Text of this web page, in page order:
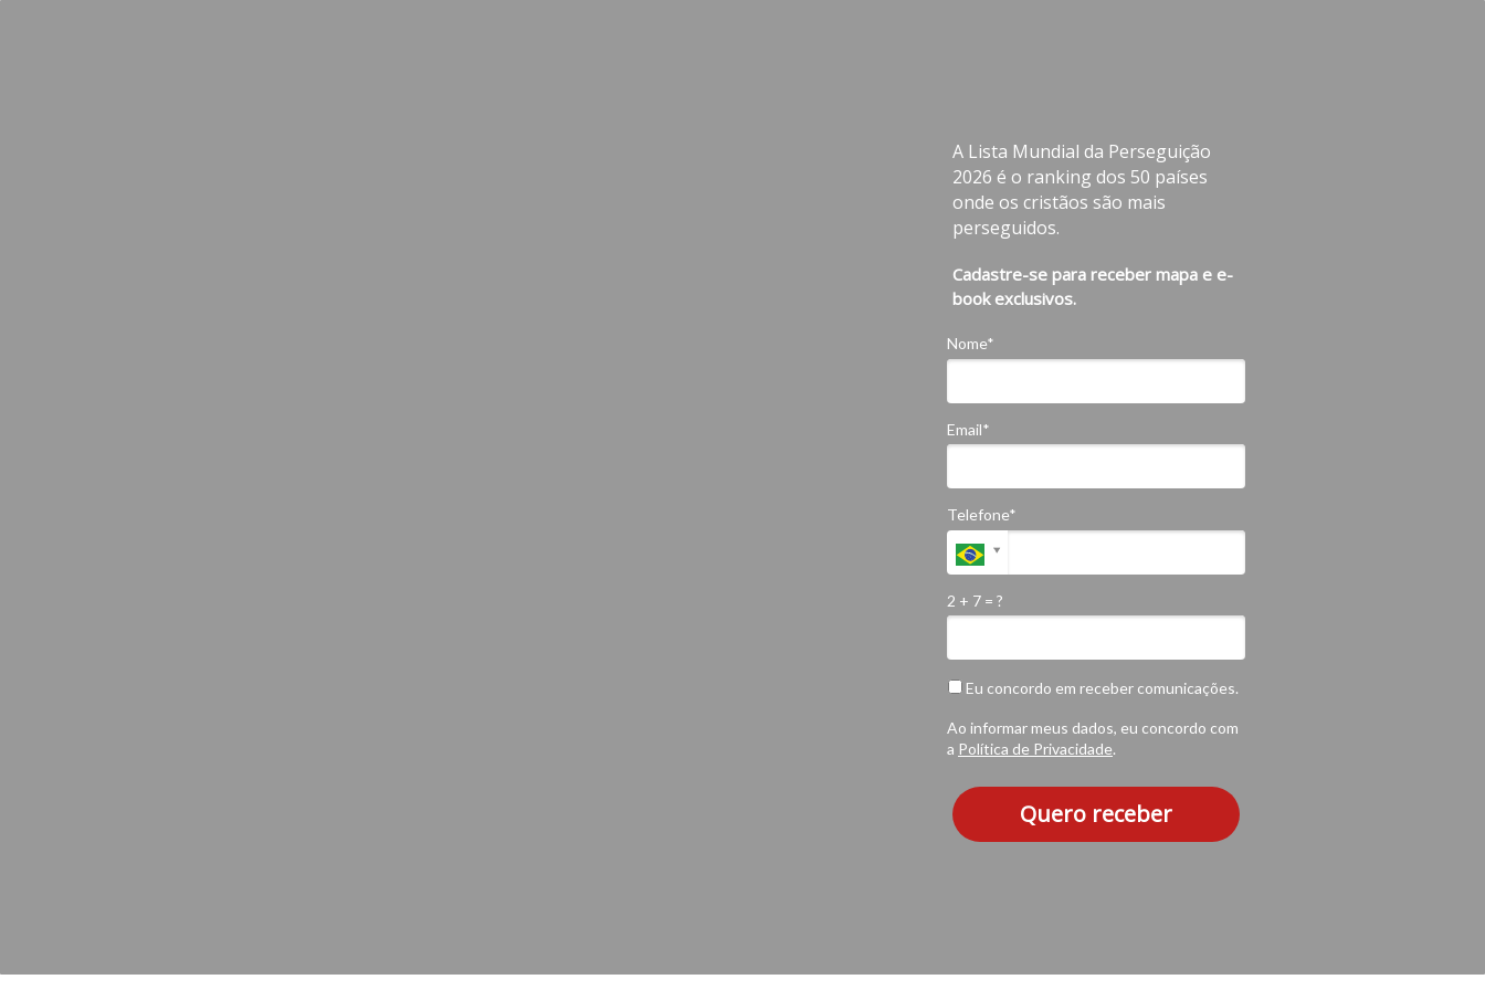
A Lista Mundial da Perseguição
2026 é o ranking dos 50 países
onde os cristãos são mais
perseguidos.
Cadastre-se para receber mapa e e-
book exclusivos.
Nome*
Email*
Telefone*
2 + 7 = ?
Eu concordo em receber comunicações.
Ao informar meus dados, eu concordo com
a Política de Privacidade.
Quero receber